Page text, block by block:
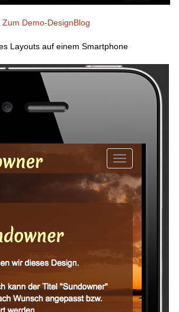
Zum Demo-DesignBlog
Layouts auf einem Smartphone